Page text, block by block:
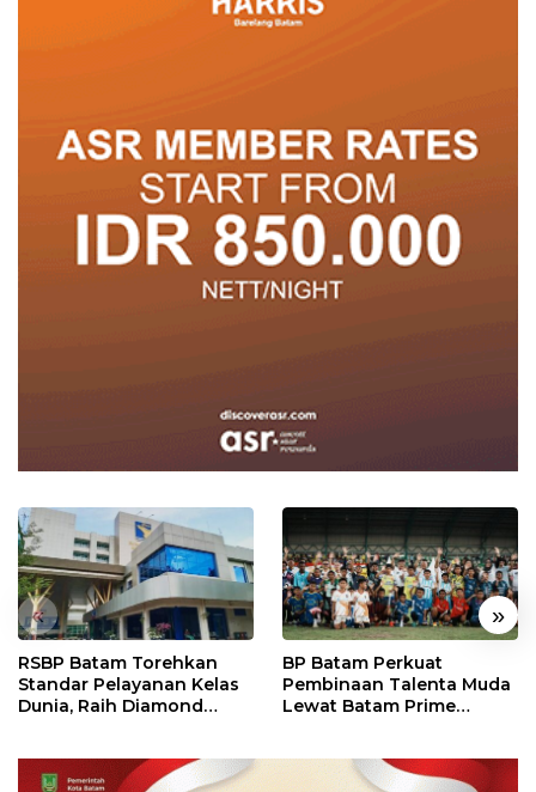
« »
RSBP Batam Torehkan
Standar Pelayanan Kelas
Dunia, Raih Diamond
BP Batam Perkuat
Pembinaan Talenta Muda
Lewat Batam Prime